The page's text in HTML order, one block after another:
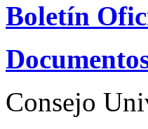
Boletín
Consejo